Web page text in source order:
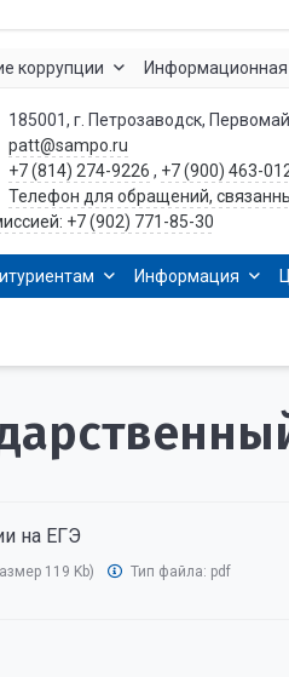
коррупции Информационная
185001, г. Петрозаводск,
patt@sampo.ru
+7 (814) 274-9226 , +7 (900) 463-
Телефон для обращений,
+7 (902) 771-85-30
Информация
на ЕГЭ
119 Kb) Тип файла: pdf